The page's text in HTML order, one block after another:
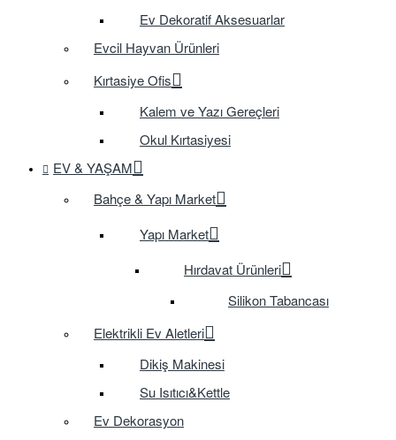
Ev Dekoratif Aksesuarlar
Evcil Hayvan Ürünleri
Kırtasiye Ofis
Kalem ve Yazı Gereçleri
Okul Kırtasiyesi
EV & YAŞAM
Bahçe & Yapı Market
Yapı Market
Hırdavat Ürünleri
Silikon Tabancası
Elektrikli Ev Aletleri
Dikiş Makinesi
Su Isıtıcı&Kettle
Ev Dekorasyon